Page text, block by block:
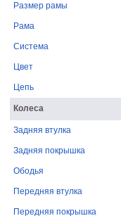
Размер рамы
Рама
Система
Цвет
Цепь
Колеса
Задняя втулка
Задняя покрышка
Ободья
Передняя втулка
Передняя покрышка